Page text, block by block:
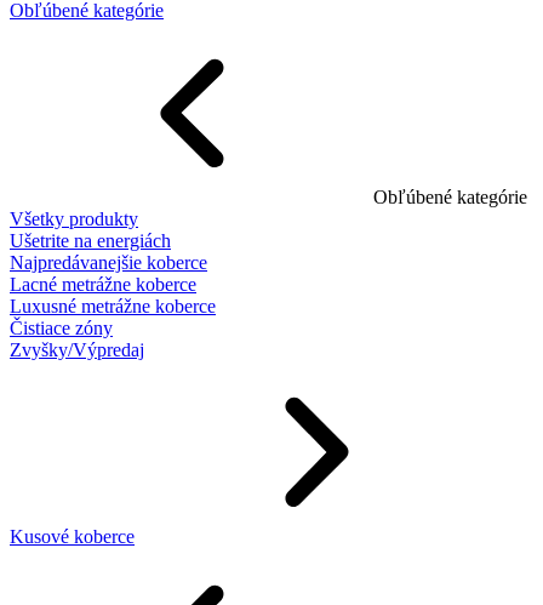
Obľúbené kategórie
Obľúbené kategórie
Všetky produkty
Ušetrite na energiách
Najpredávanejšie koberce
Lacné metrážne koberce
Luxusné metrážne koberce
Čistiace zóny
Zvyšky/Výpredaj
Kusové koberce